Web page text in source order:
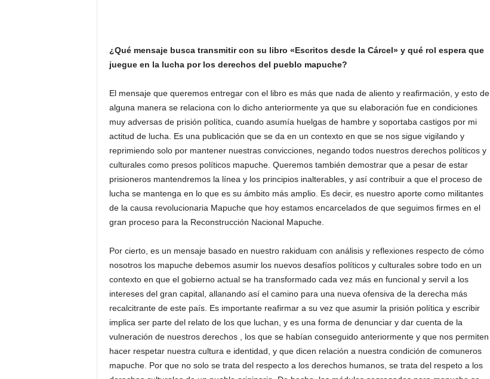
¿Qué mensaje busca transmitir con su libro «Escritos desde la Cárcel» y qué rol espera que
juegue en la lucha por los derechos del pueblo mapuche?
El mensaje que queremos entregar con el libro es más que nada de aliento y reafirmación, y esto de
alguna manera se relaciona con lo dicho anteriormente ya que su elaboración fue en condiciones
muy adversas de prisión política, cuando asumía huelgas de hambre y soportaba castigos por mi
actitud de lucha. Es una publicación que se da en un contexto en que se nos sigue vigilando y
reprimiendo solo por mantener nuestras convicciones, negando todos nuestros derechos políticos y
culturales como presos políticos mapuche. Queremos también demostrar que a pesar de estar
prisioneros mantendremos la línea y los principios inalterables, y así contribuir a que el proceso de
lucha se mantenga en lo que es su ámbito más amplio. Es decir, es nuestro aporte como militantes
de la causa revolucionaria Mapuche que hoy estamos encarcelados de que seguimos firmes en el
gran proceso para la Reconstrucción Nacional Mapuche.
Por cierto, es un mensaje basado en nuestro rakiduam con análisis y reflexiones respecto de cómo
nosotros los mapuche debemos asumir los nuevos desafíos políticos y culturales sobre todo en un
contexto en que el gobierno actual se ha transformado cada vez más en funcional y servil a los
intereses del gran capital, allanando así el camino para una nueva ofensiva de la derecha más
recalcitrante de este país. Es importante reafirmar a su vez que asumir la prisión política y escribir
implica ser parte del relato de los que luchan, y es una forma de denunciar y dar cuenta de la
vulneración de nuestros derechos , los que se habían conseguido anteriormente y que nos permiten
hacer respetar nuestra cultura e identidad, y que dicen relación a nuestra condición de comuneros
mapuche. Por que no solo se trata del respecto a los derechos humanos, se trata del respeto a los